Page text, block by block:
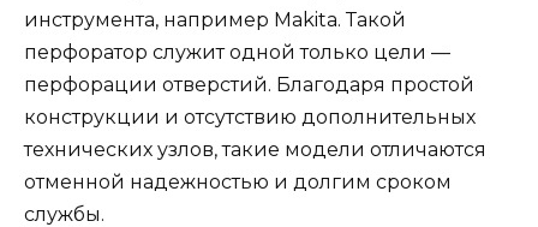
инструмента, например Makita. Такой
перфоратор служит одной только цели —
перфорации отверстий. Благодаря простой
конструкции и отсутствию дополнительных
технических узлов, такие модели отличаются
отменной надежностью и долгим сроком
службы.